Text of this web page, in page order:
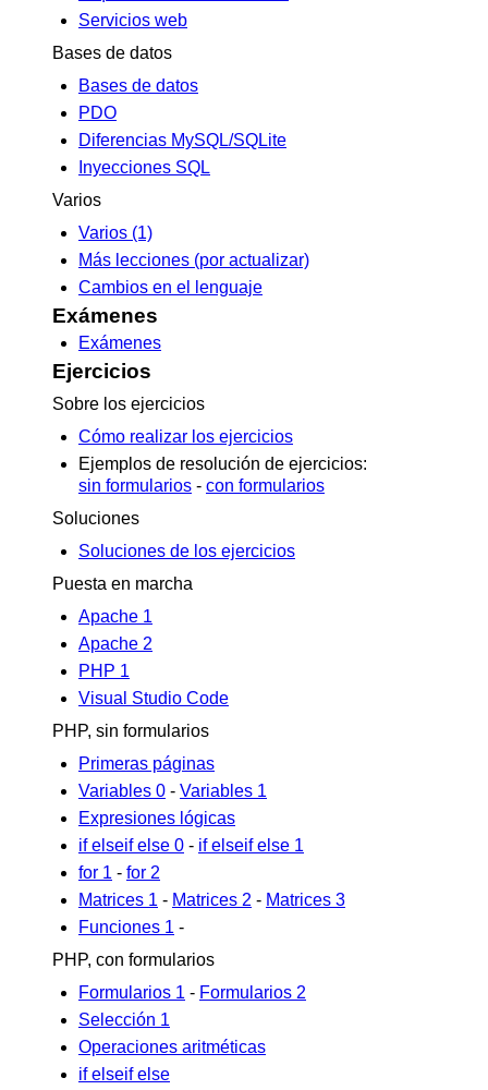
Servicios web
Bases de datos
Bases de datos
PDO
Diferencias MySQL/SQLite
Inyecciones SQL
Varios
Varios (1)
Más lecciones (por actualizar)
Cambios en el lenguaje
Exámenes
Exámenes
Ejercicios
Sobre los ejercicios
Cómo realizar los ejercicios
Ejemplos de resolución de ejercicios:
sin formularios - con formularios
Soluciones
Soluciones de los ejercicios
Puesta en marcha
Apache 1
Apache 2
PHP 1
Visual Studio Code
PHP, sin formularios
Primeras páginas
Variables 0 - Variables 1
Expresiones lógicas
if elseif else 0 - if elseif else 1
for 1 - for 2
Matrices 1 - Matrices 2 - Matrices 3
Funciones 1 -
PHP, con formularios
Formularios 1 - Formularios 2
Selección 1
Operaciones aritméticas
if elseif else